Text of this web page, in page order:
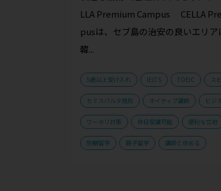
LLA Premium Campus CELLA
pusは、セブ島の治安の良いエリア
韓...
5歳以上受け入れ IELTS TOEIC ス
セミスパルタ規則 ネイティブ講師 ビジ
ワーホリ対策 休日受講可能 便利な立地
短期留学 親子留学 講師と住める